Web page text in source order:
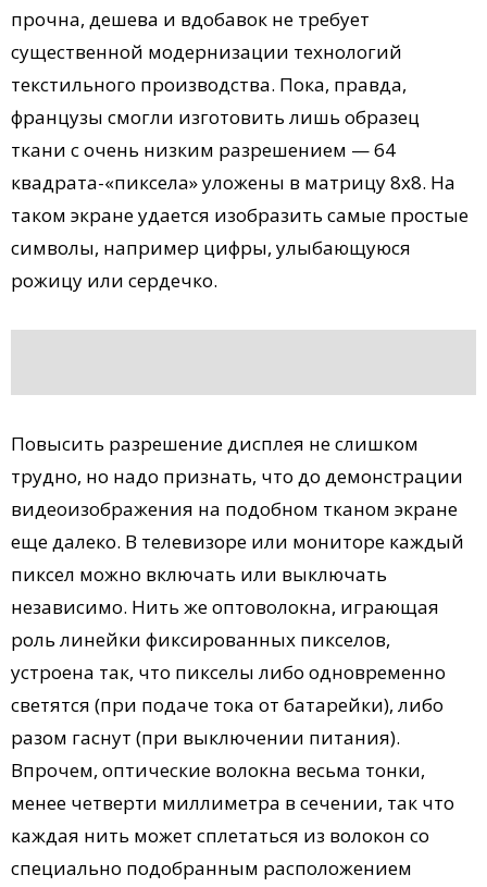
прочна, дешева и вдобавок не требует
существенной модернизации технологий
текстильного производства. Пока, правда,
французы смогли изготовить лишь образец
ткани с очень низким разрешением — 64
квадрата-«пиксела» уложены в матрицу 8x8. На
таком экране удается изобразить самые простые
символы, например цифры, улыбающуюся
рожицу или сердечко.
Повысить разрешение дисплея не слишком
трудно, но надо признать, что до демонстрации
видеоизображения на подобном тканом экране
еще далеко. В телевизоре или мониторе каждый
пиксел можно включать или выключать
независимо. Нить же оптоволокна, играющая
роль линейки фиксированных пикселов,
устроена так, что пикселы либо одновременно
светятся (при подаче тока от батарейки), либо
разом гаснут (при выключении питания).
Впрочем, оптические волокна весьма тонки,
менее четверти миллиметра в сечении, так что
каждая нить может сплетаться из волокон со
специально подобранным расположением